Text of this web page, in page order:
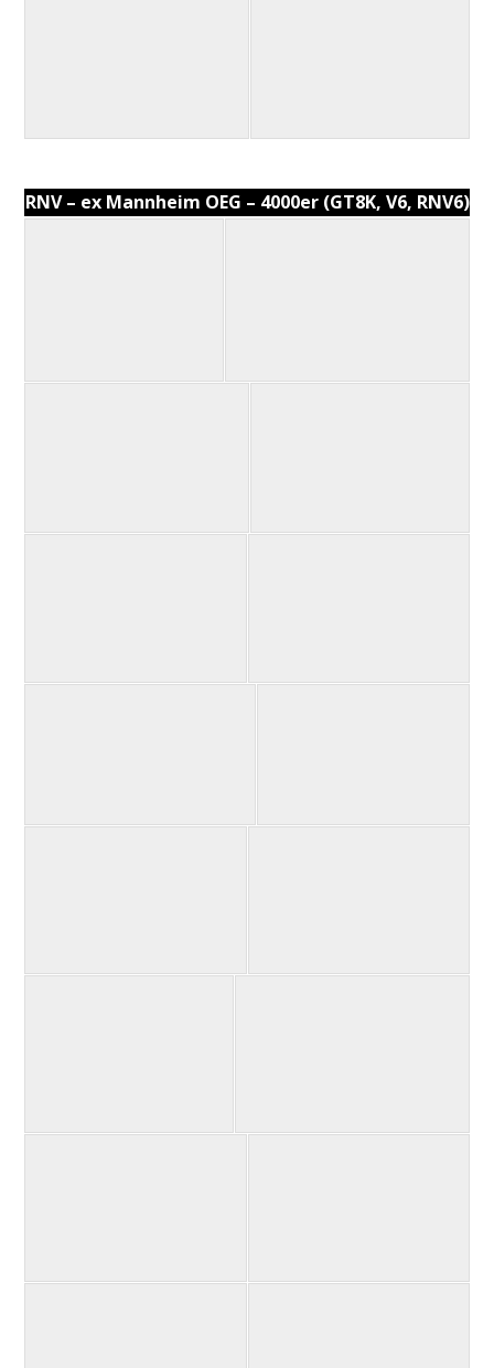
RNV – ex Mannheim OEG – 4000er (GT8K, V6, RNV6)